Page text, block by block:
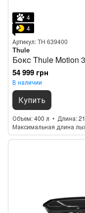
4
4
Артикул: TH 639400
Thule
Бокс Thule Motion
54 999 грн
В наличии
Купить
Объем 400 л Длина
Максимальная длина